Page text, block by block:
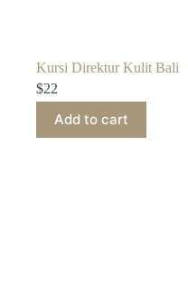
Kursi Direktur Kulit Bali
$22
Add to cart